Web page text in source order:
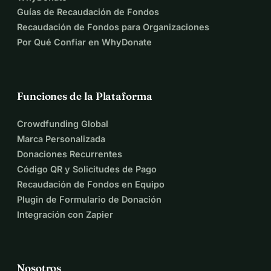
Guías de Recaudación de Fondos
Recaudación de Fondos para Organizaciones
Por Qué Confiar en WhyDonate
Funciones de la Plataforma
Crowdfunding Global
Marca Personalizada
Donaciones Recurrentes
Código QR y Solicitudes de Pago
Recaudación de Fondos en Equipo
Plugin de Formulario de Donación
Integración con Zapier
Nosotros